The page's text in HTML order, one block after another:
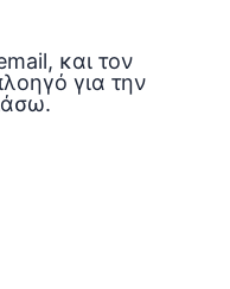
και τον
για την